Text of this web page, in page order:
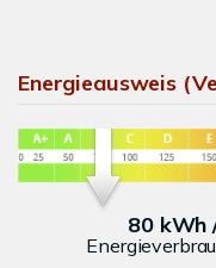
Energieausweis
80 kWh